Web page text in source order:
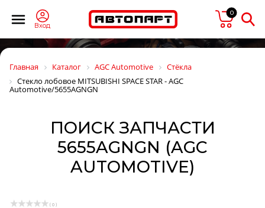
Вход
0
Главная Каталог AGC Automotive
Стёкла
Стекло лобовое MITSUBISHI SPACE STAR - AGC
Automotive/5655AGNGN
ПОИСК ЗАПЧАСТИ
5655AGNGN (AGC
AUTOMOTIVE)
( 0 )